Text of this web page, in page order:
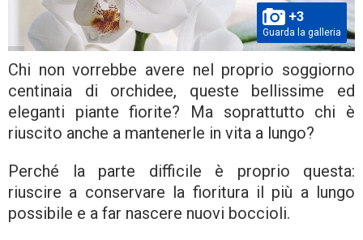
+3
Guarda la galleria
Chi non vorrebbe avere nel proprio soggiorno
centinaia di orchidee, queste bellissime ed
eleganti piante fiorite? Ma soprattutto chi è
riuscito anche a mantenerle in vita a lungo?
Perché la parte difficile è proprio questa:
riuscire a conservare la fioritura il più a lungo
possibile e a far nascere nuovi boccioli.